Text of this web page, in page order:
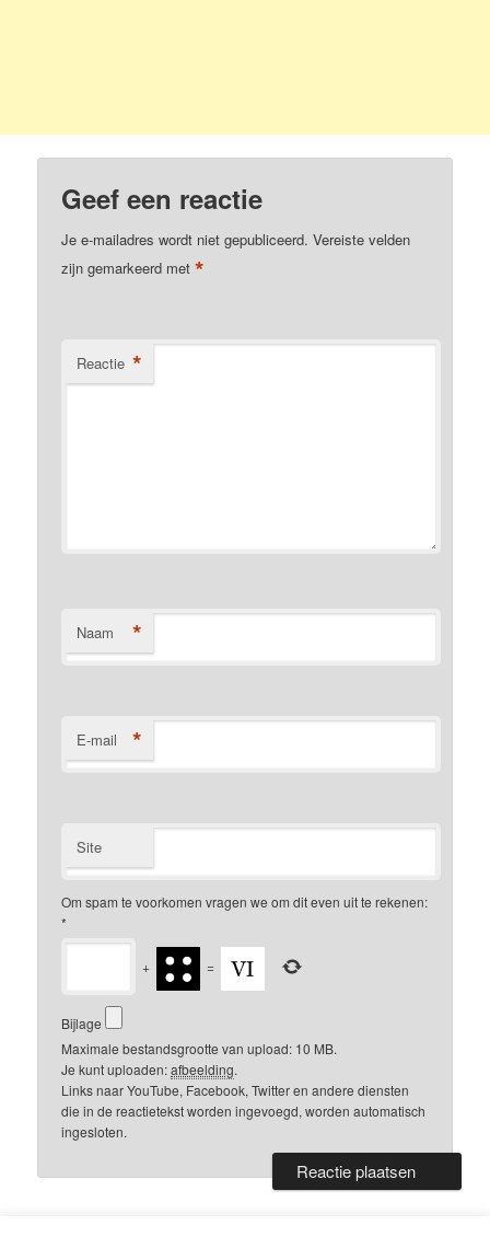
Geef een reactie
Je e-mailadres wordt niet gepubliceerd. Vereiste velden
zijn gemarkeerd met*
Reactie *
Naam *
E-mail *
Site
Om spam te voorkomen vragen we om dit even uit te rekenen:
*
+ =
Bijlage
Maximale bestandsgrootte van upload: 10 MB.
Je kunt uploaden:afbeelding.
Links naar YouTube, Facebook, Twitter en andere diensten
die in de reactietekst worden ingevoegd, worden automatisch
ingesloten.